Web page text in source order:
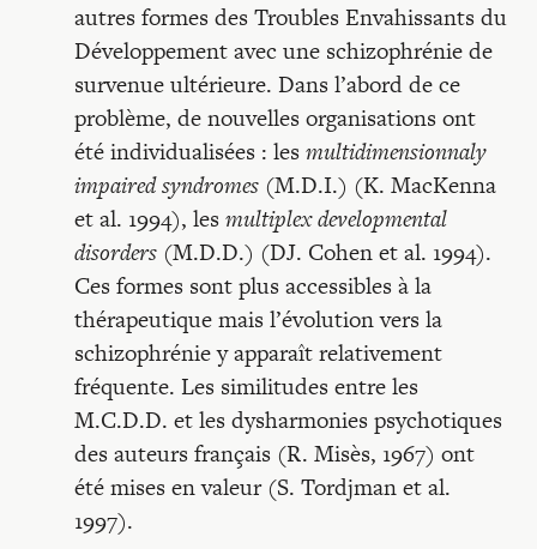
autres formes des Troubles Envahissants du
Développement avec une schizophrénie de
survenue ultérieure. Dans l’abord de ce
problème, de nouvelles organisations ont
été individualisées : lesmultidimensionnaly
impaired syndromes (M.D.I.) (K. MacKenna
et al. 1994), lesmultiplex developmental
disorders (M.D.D.) (DJ. Cohen et al. 1994).
Ces formes sont plus accessibles à la
thérapeutique mais l’évolution vers la
schizophrénie y apparaît relativement
fréquente. Les similitudes entre les
M.C.D.D. et les dysharmonies psychotiques
des auteurs français (R. Misès, 1967) ont
été mises en valeur (S. Tordjman et al.
1997).